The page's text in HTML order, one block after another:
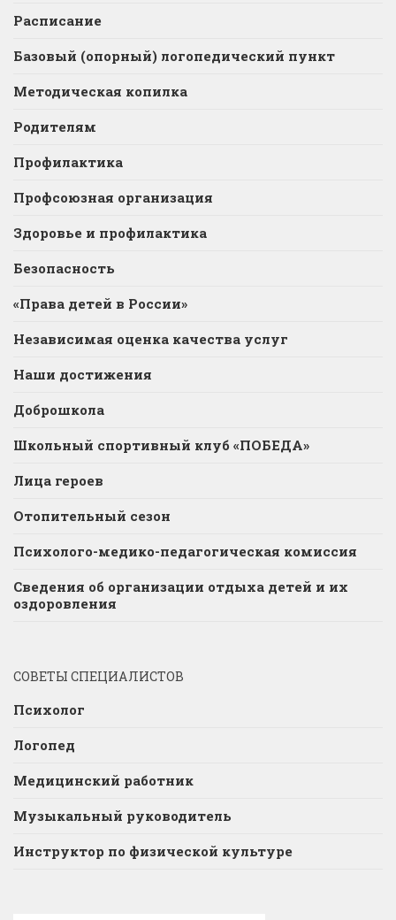
Расписание
Базовый (опорный) логопедический пункт
Методическая копилка
Родителям
Профилактика
Профсоюзная организация
Здоровье и профилактика
Безопасность
«Права детей в России»
Независимая оценка качества услуг
Наши достижения
Доброшкола
Школьный спортивный клуб «ПОБЕДА»
Лица героев
Отопительный сезон
Психолого-медико-педагогическая комиссия
Сведения об организации отдыха детей и их
оздоровления
СОВЕТЫ СПЕЦИАЛИСТОВ
Психолог
Логопед
Медицинский работник
Музыкальный руководитель
Инструктор по физической культуре